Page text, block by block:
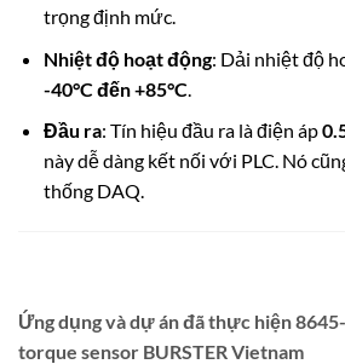
trọng định mức.
Nhiệt độ hoạt động: Dải nhiệt độ
-40°C đến +85°C.
Đầu ra: Tín hiệu đầu ra là điện áp
này dễ dàng kết nối với PLC. Nó
thống DAQ.
Ứng dụng và dự án đã thực hiện
torque sensor BURSTER Vietnam